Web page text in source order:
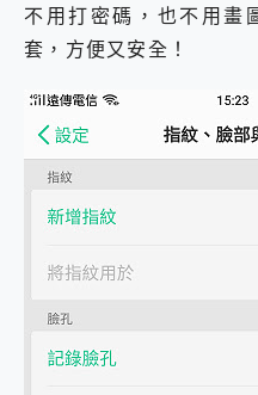
不用打密碼，也不用畫
套，方便又安全！